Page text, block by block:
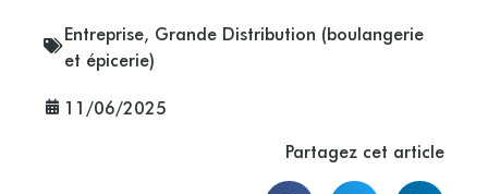
Entreprise, Grande Distribution (boulangerie
et épicerie)
11/06/2025
Partagez cet article